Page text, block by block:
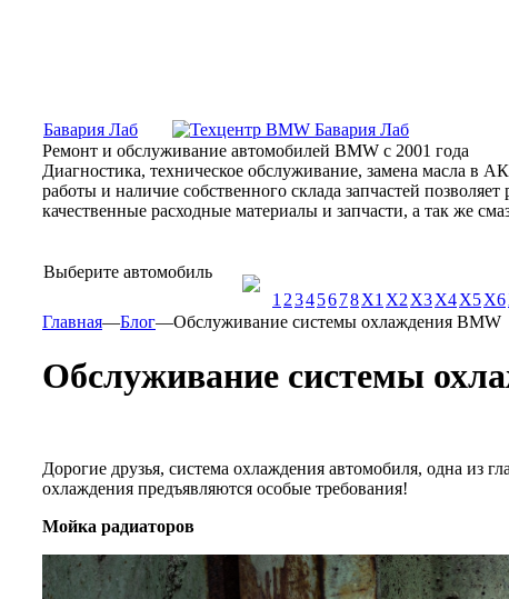
Бавария Лаб
Ремонт и обслуживание автомобилей BMW с 2001 года
Диагностика, техническое обслуживание, замена масла в
работы и наличие собственного склада запчастей
качественные расходные материалы и запчасти, а так же
Выберите автомобиль
1 2345678X1 X2 X3X4X5X6
Главная—Блог—Обслуживание системы охлаждения BMW
Обслуживание системы
Дорогие друзья, система охлаждения автомобиля, одна из
охлаждения предъявляются особые требования!
Мойка радиаторов